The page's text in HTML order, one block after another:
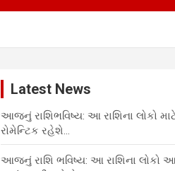
Latest News
આજનું રાશિભવિષ્ય: આ રાશિના લોકો
રોમેન્ટિક રહેશે…
આજનું રાશિ ભવિષ્ય: આ રાશિના લોકો